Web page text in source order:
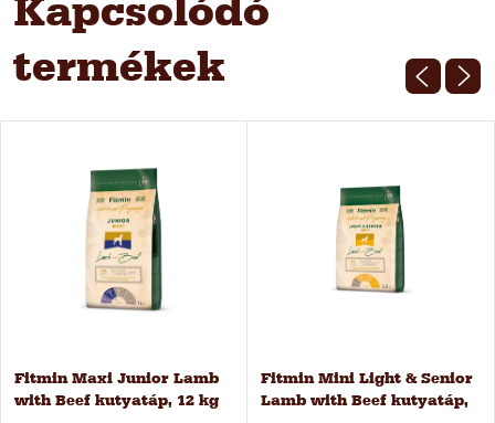
Kapcsolódó
termékek
Fitmin Maxi Junior Lamb
with Beef kutyatáp, 12 kg
Fitmin Mini Light & Senior
Lamb with Beef kutyatáp,